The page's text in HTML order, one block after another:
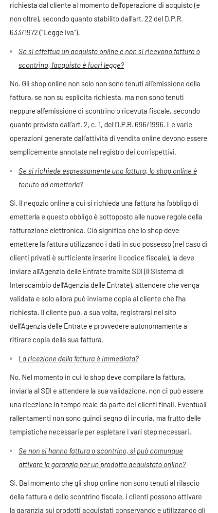
richiesta dal cliente al momento dell’operazione di acquisto (e
non oltre), secondo quanto stabilito dall’art. 22 del D.P.R.
633/1972 (“Legge Iva”).
Se si effettua un acquisto online e non si ricevono fattura o
scontrino, l’acquisto è fuori legge?
No. Gli shop online non solo non sono tenuti all’emissione della
fattura, se non su esplicita richiesta, ma non sono tenuti
neppure all’emissione di scontrino o ricevuta fiscale, secondo
quanto previsto dall’art. 2, c. 1, del D.P.R. 696/1996. Le varie
operazioni generate dall’attività di vendita online devono essere
semplicemente annotate nel registro dei corrispettivi.
Se si richiede espressamente una fattura, lo shop online è
tenuto ad emetterla?
Sì. Il negozio online a cui si richieda una fattura ha l’obbligo di
emetterla e questo obbligo è sottoposto alle nuove regole della
fatturazione elettronica. Ciò significa che lo shop deve
emettere la fattura utilizzando i dati in suo possesso (nel caso di
clienti privati è sufficiente inserire il codice fiscale), la deve
inviare all’Agenzia delle Entrate tramite SDI (il Sistema di
Interscambio dell’Agenzia delle Entrate), attendere che venga
validata e solo allora può inviarne copia al cliente che l’ha
richiesta. Il cliente può, a sua volta, registrarsi nel sito
dell’Agenzia delle Entrate e provvedere autonomamente a
ritirare copia della sua fattura.
La ricezione della fattura è immediata?
No. Nel momento in cui lo shop deve compilare la fattura,
inviarla al SDI e attendere la sua validazione, non ci può essere
una ricezione in tempo reale da parte dei clienti finali. Eventuali
rallentamenti non sono quindi segno di incuria, ma frutto delle
tempistiche necessarie per espletare i vari step necessari.
Se non si hanno fattura o scontrino, si può comunque
attivare la garanzia per un prodotto acquistato online?
Sì. Dal momento che gli shop online non sono tenuti al rilascio
della fattura e dello scontrino fiscale, i clienti possono attivare
la garanzia sui prodotti acquistati conservando e utilizzando gli